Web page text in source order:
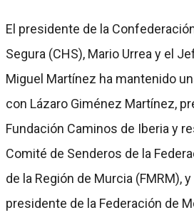
El presidente de la
Segura (CHS), Mario Urrea y el
Miguel Martínez ha mantenido
con Lázaro Giménez Martínez,
Fundación Caminos de Iberia y
Comité de Senderos de la
de la Región de Murcia (FMRM),
presidente de la Federación de